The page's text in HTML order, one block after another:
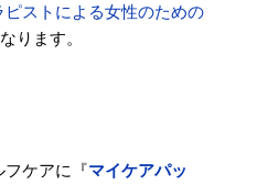
ピストによる女性のための
ります。
ケアに『マイケアパッ